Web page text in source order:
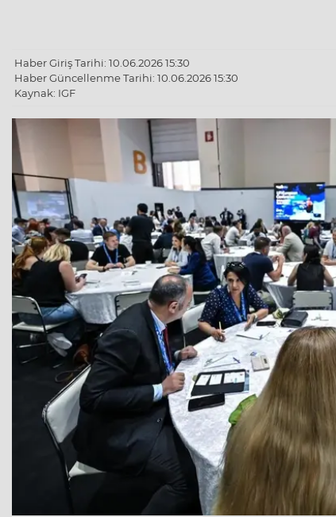
Haber Giriş Tarihi: 10.06.2026 15:30
Haber Güncellenme Tarihi: 10.06.2026 15:30
Kaynak: IGF